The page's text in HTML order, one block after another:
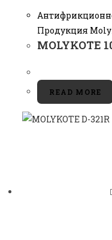
Продукция
MOLYKOTE
READ MORE